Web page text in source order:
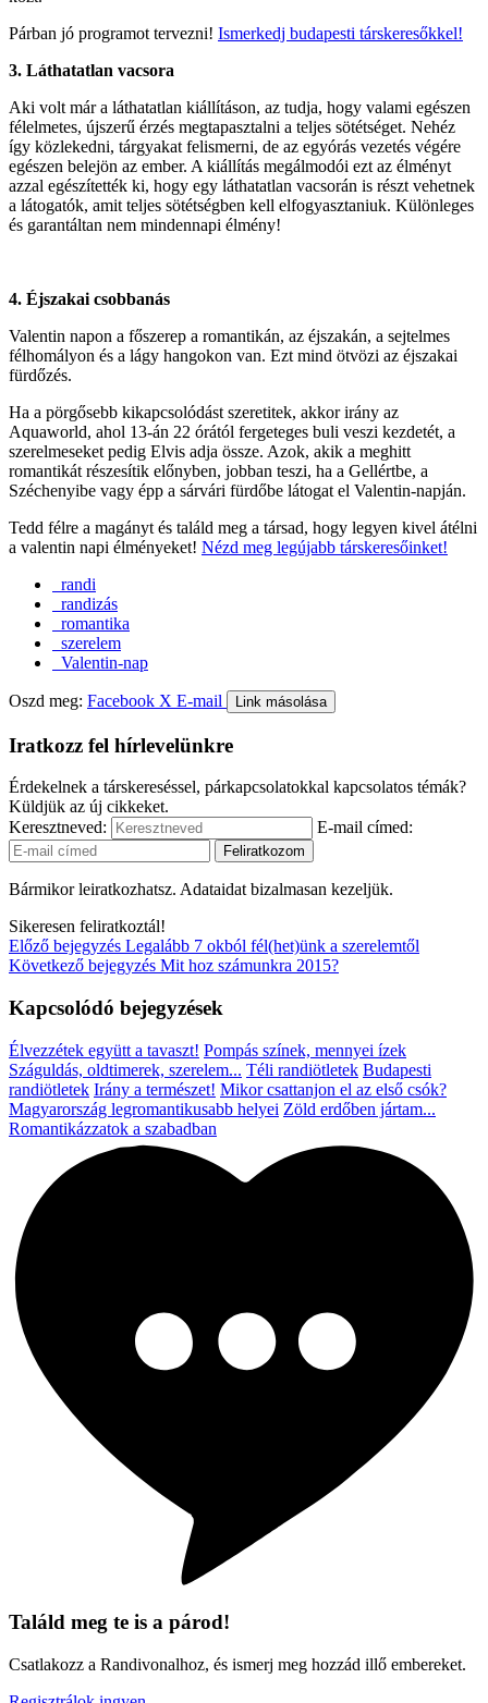
Párban jó programot tervezni! Ismerkedj budapesti társkeresőkkel!
3. Láthatatlan vacsora
Aki volt már a láthatatlan kiállításon, az tudja, hogy valami egészen
félelmetes, újszerű érzés megtapasztalni a teljes sötétséget. Nehéz
így közlekedni, tárgyakat felismerni, de az egyórás vezetés végére
egészen belejön az ember. A kiállítás megálmodói ezt az élményt
azzal egészítették ki, hogy egy láthatatlan vacsorán is részt vehetnek
a látogatók, amit teljes sötétségben kell elfogyasztaniuk. Különleges
és garantáltan nem mindennapi élmény!
4. Éjszakai csobbanás
Valentin napon a főszerep a romantikán, az éjszakán, a sejtelmes
félhomályon és a lágy hangokon van. Ezt mind ötvözi az éjszakai
fürdőzés.
Ha a pörgősebb kikapcsolódást szeretitek, akkor irány az
Aquaworld, ahol 13-án 22 órától fergeteges buli veszi kezdetét, a
szerelmeseket pedig Elvis adja össze. Azok, akik a meghitt
romantikát részesítik előnyben, jobban teszi, ha a Gellértbe, a
Széchenyibe vagy épp a sárvári fürdőbe látogat el Valentin-napján.
Tedd félre a magányt és találd meg a társad, hogy legyen kivel átélni
a valentin napi élményeket! Nézd meg legújabb társkeresőinket!
randi
randizás
romantika
szerelem
Valentin-nap
Oszd meg: Facebook X E-mail Link másolása
Iratkozz fel hírlevelünkre
Érdekelnek a társkereséssel, párkapcsolatokkal kapcsolatos témák?
Küldjük az új cikkeket.
Keresztneved:
E-mail címed:
Bármikor leiratkozhatsz. Adataidat bizalmasan kezeljük.
Sikeresen feliratkoztál!
Előző bejegyzés Legalább 7 okból fél(het)ünk a szerelemtől
Következő bejegyzés Mit hoz számunkra 2015?
Kapcsolódó bejegyzések
Élvezzétek együtt a tavaszt! Pompás színek, mennyei ízek
Száguldás, oldtimerek, szerelem... Téli randiötletek Budapesti
randiötletek Irány a természet! Mikor csattanjon el az első csók?
Magyarország legromantikusabb helyei Zöld erdőben jártam...
Romantikázzatok a szabadban
Találd meg te is a párod!
Csatlakozz a Randivonalhoz, és ismerj meg hozzád illő embereket.